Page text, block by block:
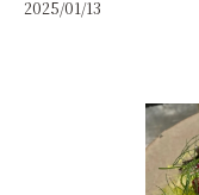
2025/01/13